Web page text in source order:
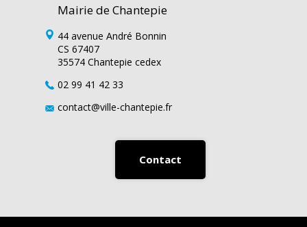
Mairie de Chantepie
44 avenue André Bonnin
CS 67407
35574 Chantepie cedex
02 99 41 42 33
contact@ville-chantepie.fr
Contact